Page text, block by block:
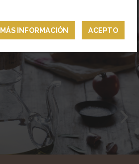
ACEPTO
MÁS INFORMACIÓN